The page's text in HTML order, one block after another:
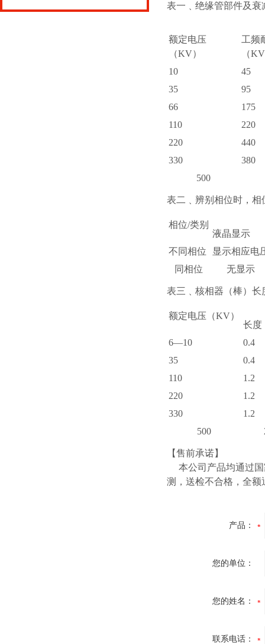
表一﹑绝缘管部件及
额定电压
（KV）
工频
（
10
45
35
95
66
175
110
220
220
440
330
380
500
表二﹑辨别相位时，相
相位/类别
液晶显示
不同相位
显示相应电
同相位
无显示
表三﹑核相器（棒）长
额定电压（KV）
长度
6—10
0.4
35
0.4
110
1.2
220
1.2
330
1.2
500
【售前承诺】
本公司产品均通过国
测，送检不合格，全额
产品：
您的单位：
您的姓名：
联系电话：